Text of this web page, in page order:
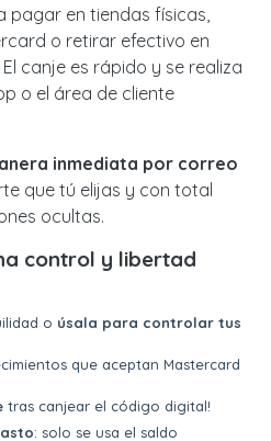
en tiendas físicas,
o retirar efectivo en
canje es rápido y se realiza
o el área de cliente
inmediata por correo
que tú elijas y con total
ocultas.
control y libertad
o úsala para controlar tus
que aceptan Mastercard
tras canjear el código digital!
: solo se usa el saldo